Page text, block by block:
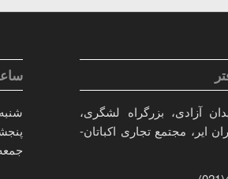
آزادی، بزرگراه لشگری،
ایر، مجتمع تجاری اکباتان-
شنبه